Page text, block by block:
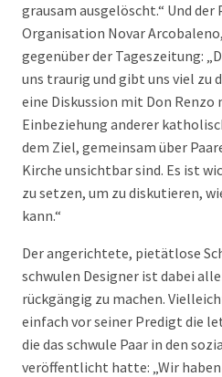
grausam ausgelöscht.“ Und der
Organisation Novar
gegenüber der Tageszeitung:
uns traurig und gibt uns viel zu
eine Diskussion mit Don
Einbeziehung anderer
dem Ziel, gemeinsam über
Kirche unsichtbar sind. Es ist
zu setzen, um zu diskutieren,
kann.“
Der angerichtete, pietätlose
schwulen Designer ist dabei
rückgängig zu machen.
einfach vor seiner Predigt die
die das schwule Paar in den
veröffentlicht hatte: „Wir